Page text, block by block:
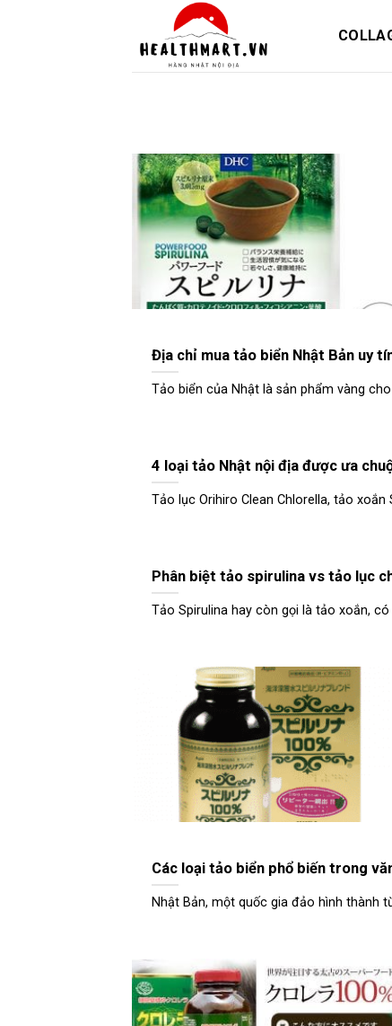
Địa chỉ mua tảo biển Nhật Bản uy
Tảo biển của Nhật là sản phẩm vàng
4 loại tảo Nhật nội địa được ưa
Tảo lục Orihiro Clean Chlorella, tảo xoắn
Phân biệt tảo spirulina vs tảo lục
Tảo Spirulina hay còn gọi là tảo xoắn,
Các loại tảo biển phổ biến trong
Nhật Bản, một quốc gia đảo hình thành